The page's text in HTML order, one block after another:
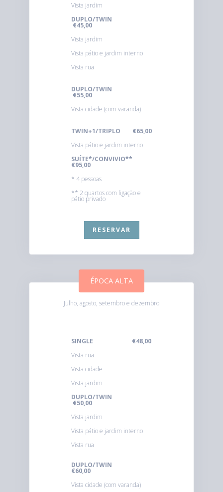
Vista jardim
DUPLO/TWIN
€45,00
Vista jardim
Vista pátio e jardim interno
Vista rua
DUPLO/TWIN
€55,00
Vista cidade (com varanda)
TWIN+1/TRIPLO €65,00
Vista pátio e jardim interno
SUÍTE*/CONVIVIO**
€95,00
* 4 pessoas
** 2 quartos com ligação e
pátio privado
RESERVAR
ÉPOCA ALTA
Julho, agosto, setembro e dezembro
SINGLE €48,00
Vista rua
Vista cidade
Vista jardim
DUPLO/TWIN
€50,00
Vista jardim
Vista pátio e jardim interno
Vista rua
DUPLO/TWIN
€60,00
Vista cidade (com varanda)